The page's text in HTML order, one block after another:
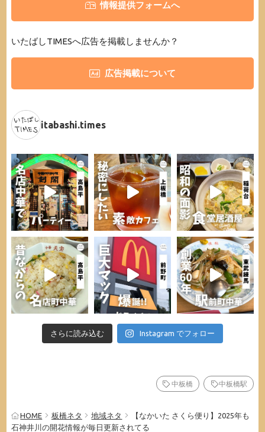
情報提供フォームへ
いたばしTIMESへ広告を掲載しませんか？
広告掲載について
itabashi.times
さらに読み込む Instagram でフォロー
中板橋 中板橋駅
HOME 板橋ネタ 地域ネタ
【なかいた さくら便り】2025年も
石神井川の開花情報が毎日更新されてる